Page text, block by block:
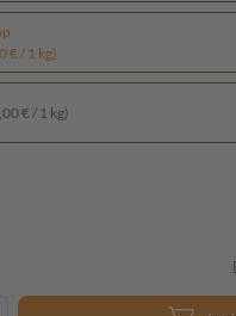
€ / 1 kg)
€ / 1 kg)